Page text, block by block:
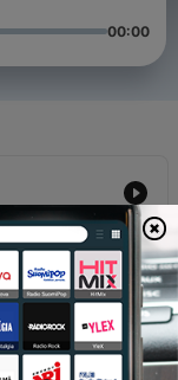
00:00